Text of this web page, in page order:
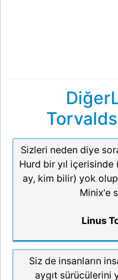
Sizleri neden diye
Hurd bir yıl
ay, kim bilir) yok
Minix'e
Linus
Siz de insanların
aygıt sürücülerini